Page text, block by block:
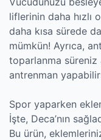
liflerinin daha hızlı
daha kısa sürede
mümkün! Ayrıca,
toparlanma süreniz
antrenman
Spor yaparken
İşte, Deca’nın
Bu ürün,